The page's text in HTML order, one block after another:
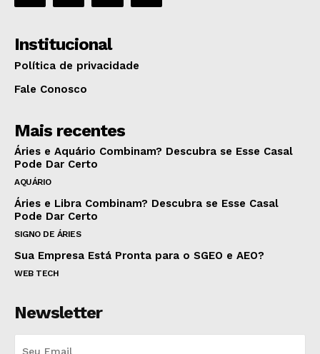
Institucional
Política de privacidade
Fale Conosco
Mais recentes
Áries e Aquário Combinam? Descubra se Esse Casal
Pode Dar Certo
AQUÁRIO
Áries e Libra Combinam? Descubra se Esse Casal
Pode Dar Certo
SIGNO DE ÁRIES
Sua Empresa Está Pronta para o SGEO e AEO?
WEB TECH
Newsletter